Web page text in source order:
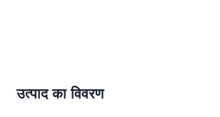
उत्पाद का विवरण